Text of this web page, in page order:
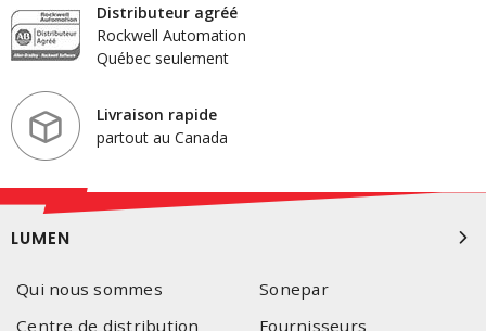
Distributeur agréé
Rockwell Automation
Québec seulement
Livraison rapide
partout au Canada
LUMEN
Qui nous sommes
Sonepar
Centre de distribution
Fournisseurs